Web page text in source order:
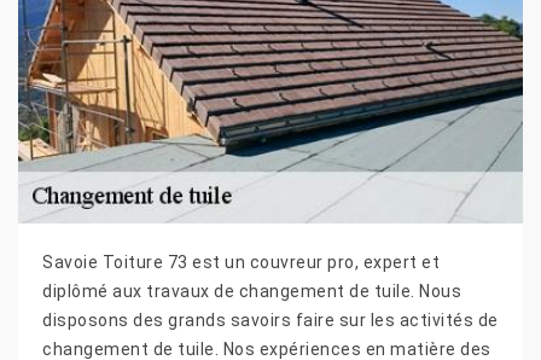
Savoie Toiture 73 est un couvreur pro, expert et
diplômé aux travaux de changement de tuile. Nous
disposons des grands savoirs faire sur les activités de
changement de tuile. Nos expériences en matière des